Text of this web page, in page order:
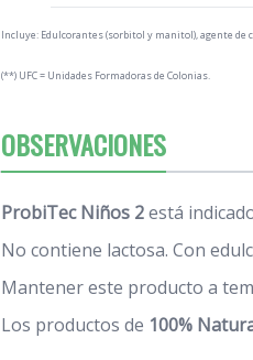
Incluye: Edulcorantes (sorbitol y manitol), agente de
(**) UFC = Unidades Formadoras de Colonias.
OBSERVACIONES
ProbiTec Niños 2está
No contiene lactosa. Con
Mantener este producto a
Los productos de 100%